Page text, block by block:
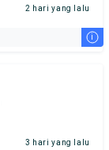
2 hari yang lalu
i
3 hari yang lalu